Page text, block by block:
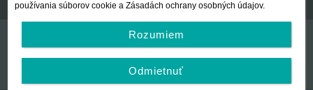
Kontakt
Všeobecné podmienky
používania súborov cookie a Zásadách ochrany osobných údajov.
Rozumiem
Odmietnuť